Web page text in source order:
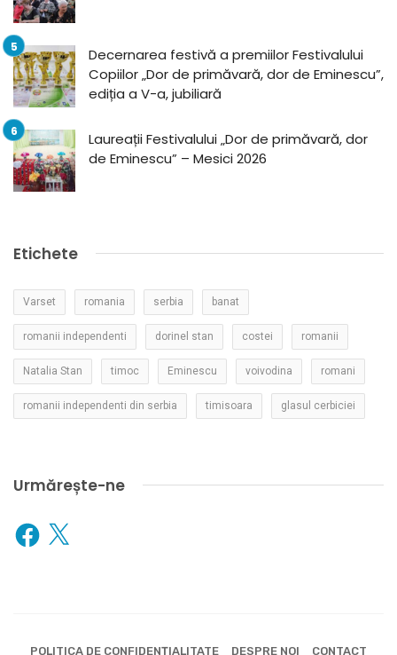
Decernarea festivă a premiilor Festivalului
Copiilor „Dor de primăvară, dor de Eminescu”,
ediția a V-a, jubiliară
Laureații Festivalului „Dor de primăvară, dor
de Eminescu” – Mesici 2026
Etichete
Varset romania serbia banat
romanii independenti dorinel stan costei romanii
Natalia Stan timoc Eminescu voivodina romani
romanii independenti din serbia timisoara glasul cerbiciei
Urmărește-ne
Facebook
X
POLITICA DE CONFIDENȚIALITATE DESPRE NOI CONTACT